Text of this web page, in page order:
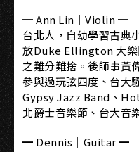
━ Ann Lin｜Violin ━
台北人，自幼學習古典
放Duke Ellington 大樂
之難分難捨。後師事黃
參與過玩弦四度、台大
Gypsy Jazz Band、
北爵士音樂節、台大音
━ Dennis｜Guitar ━